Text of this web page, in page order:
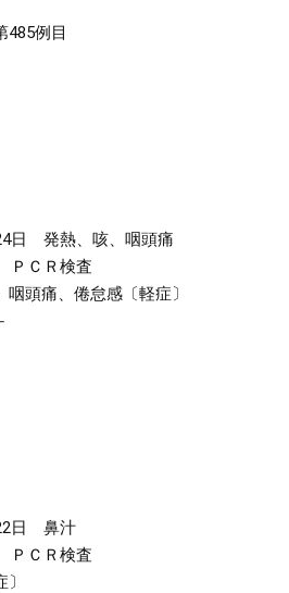
例目
日 発熱、咳、咽頭痛
ＣＲ検査
頭痛、倦怠感〔軽症〕
日 鼻汁
ＣＲ検査